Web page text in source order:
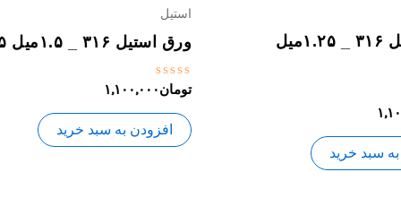
ورق استیل ۳۱۶ _ ۱.۲۵میل
سبد خرید
استیل
ورق استیل ۳۱۶ _ ۱.۵میل ۲.۵*۱.۲۵
نمره
0
از
5
تومان۱,۱۰۰,۰۰۰
افزودن به سبد خرید